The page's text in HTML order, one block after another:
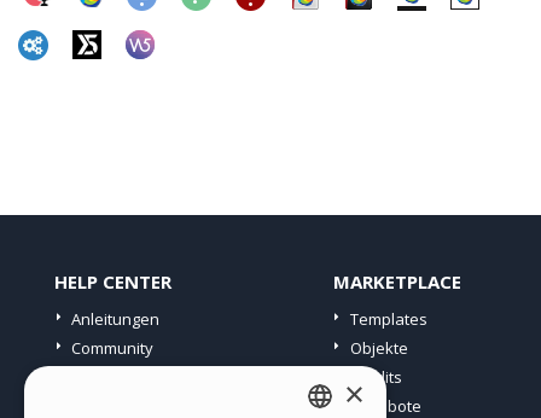
HELP CENTER
Anleitungen
Community
MARKETPLACE
Templates
Objekte
Credits
Angebote
×